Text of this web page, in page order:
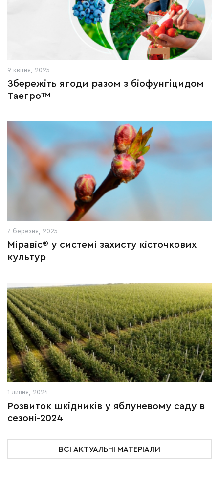
9 квітня, 2025
Збережіть ягоди разом з біофунгіцидом
Таегро™
7 березня, 2025
Міравіс® у системі захисту кісточкових
культур
1 липня, 2024
Розвиток шкідників у яблуневому саду в
сезоні-2024
ВСІ АКТУАЛЬНІ МАТЕРІАЛИ